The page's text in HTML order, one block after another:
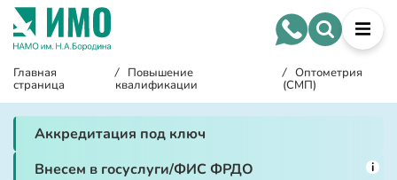
Главная
страница
/ Повышение
квалификации
/ Оптометрия
(СМП)
Аккредитация под ключ
Внесем в госуслуги/ФИС ФРДО
i